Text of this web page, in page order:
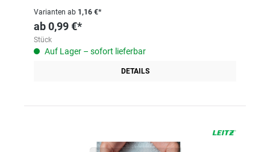
Varianten ab 1,16 €*
ab0,99 €*
Stück
Auf Lager – sofort lieferbar
DETAILS